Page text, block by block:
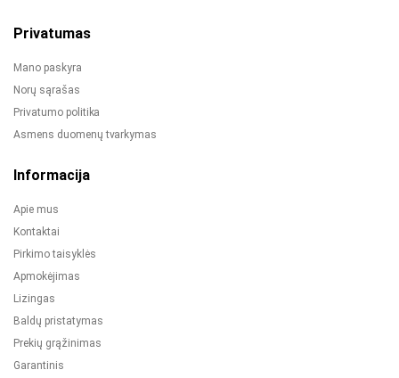
Privatumas
Mano paskyra
Norų sąrašas
Privatumo politika
Asmens duomenų tvarkymas
Informacija
Apie mus
Kontaktai
Pirkimo taisyklės
Apmokėjimas
Lizingas
Baldų pristatymas
Prekių grąžinimas
Garantinis